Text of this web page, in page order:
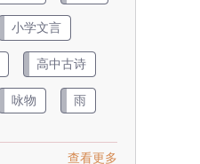
小学文言
高中古诗
咏物 雨
查看更多